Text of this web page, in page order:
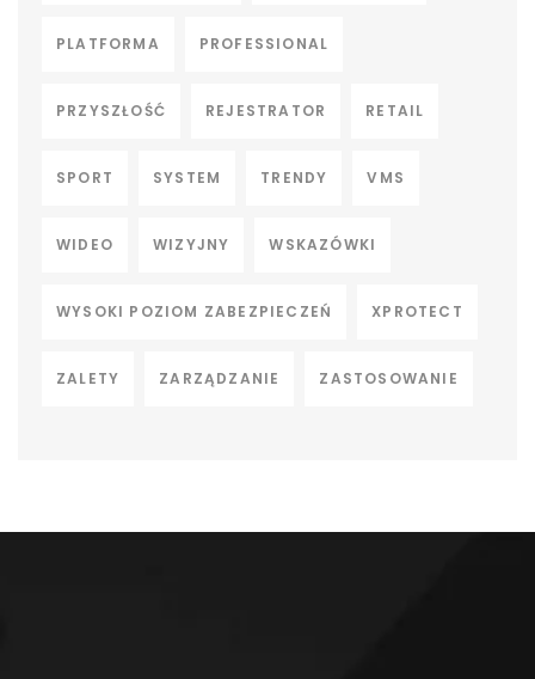
PLATFORMA PROFESSIONAL
PRZYSZŁOŚĆ REJESTRATOR RETAIL
SPORT SYSTEM TRENDY VMS
WIDEO WIZYJNY WSKAZÓWKI
WYSOKI POZIOM ZABEZPIECZEŃ XPROTECT
ZALETY ZARZĄDZANIE ZASTOSOWANIE